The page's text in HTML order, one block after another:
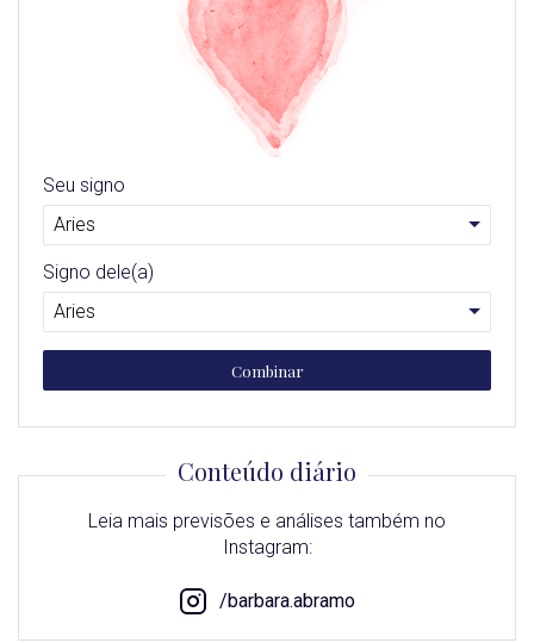
Seu signo
Signo dele(a)
Combinar
Conteúdo diário
Leia mais previsões e análises também no
Instagram:
/barbara.abramo